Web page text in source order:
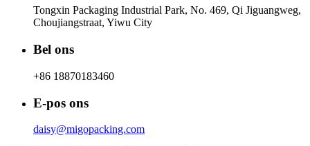
Tongxin Packaging Industrial Park, No. 469, Qi Jiguangweg,
Choujiangstraat, Yiwu City
Bel ons
+86 18870183460
E-pos ons
daisy@migopacking.com